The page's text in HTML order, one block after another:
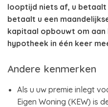
looptijd niets af, u
betaalt u een
kapitaal opbouwt om
hypotheek in één keer
Andere kenmerken
Als u uw premie inlegt
Eigen Woning (KEW) is